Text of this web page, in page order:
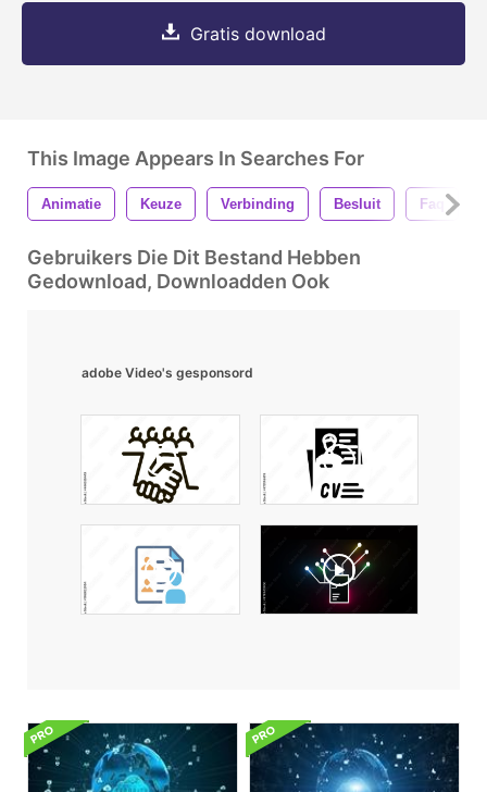
Gratis download
This Image Appears In Searches For
Animatie Keuze Verbinding Besluit Faq
Gebruikers Die Dit Bestand Hebben
Gedownload, Downloadden Ook
adobe Video's gesponsord